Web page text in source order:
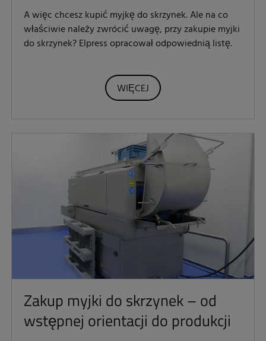
A więc chcesz kupić myjkę do skrzynek. Ale na co
właściwie należy zwrócić uwagę, przy zakupie myjki
do skrzynek? Elpress opracował odpowiednią listę.
WIĘCEJ
Zakup myjki do skrzynek – od
wstępnej orientacji do produkcji